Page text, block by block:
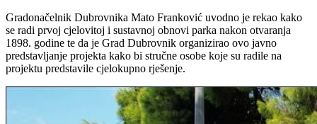
Gradonačelnik Dubrovnika Mato Franković uvodno je rekao kako
se radi prvoj cjelovitoj i sustavnoj obnovi parka nakon otvaranja
1898. godine te da je Grad Dubrovnik organizirao ovo javno
predstavljanje projekta kako bi stručne osobe koje su radile na
projektu predstavile cjelokupno rješenje.